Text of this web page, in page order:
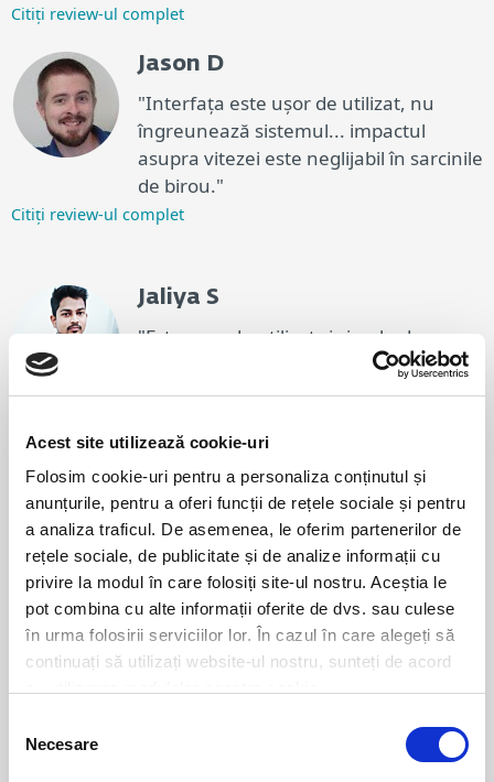
Acest site utilizează cookie-uri
Folosim cookie-uri pentru a personaliza conținutul și
anunțurile, pentru a oferi funcții de rețele sociale și pentru
a analiza traficul. De asemenea, le oferim partenerilor de
rețele sociale, de publicitate și de analize informații cu
privire la modul în care folosiți site-ul nostru. Aceștia le
pot combina cu alte informații oferite de dvs. sau culese
în urma folosirii serviciilor lor. În cazul în care alegeți să
continuați să utilizați website-ul nostru, sunteți de acord
consimțământului
Necesare
Citiți review-ul complet
Jason D
"Interfața este ușor de utilizat, nu
îngreunează sistemul... impactul
asupra vitezei este neglijabil în sarcinile
de birou."
Citiți review-ul complet
Jaliya S
"Este ușor de utilizat și simplu de
înțeles: are funcții ușor de gestionat,
de instalat, configurat și actualizat."
Jen D
"Îmi place modul în care ne ajută la
detecția elementelor care ne
încetinesc sistemele. În acest fel,
sporește securitatea sistemelor."
Citiți review-ul complet
Pe baza recenziilor clienților, prinsondaje G2 Crowdcare au
solicitat clienților business ESET să își evalueze experiențele cu
ESET Endpoint Security.